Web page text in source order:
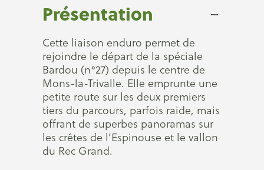
Présentation
Cette liaison enduro permet de
rejoindre le départ de la spéciale
Bardou (n°27) depuis le centre de
Mons-la-Trivalle. Elle emprunte une
petite route sur les deux premiers
tiers du parcours, parfois raide, mais
offrant de superbes panoramas sur
les crêtes de l’Espinouse et le vallon
du Rec Grand.